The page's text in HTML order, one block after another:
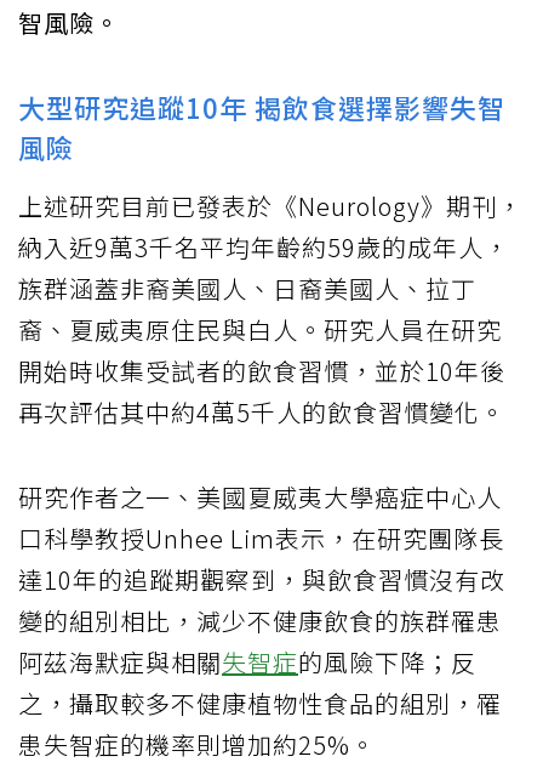
智風險。
大型研究追蹤10年 揭飲食選擇影響失智
風險
上述研究目前已發表於《Neurology》期刊，
納入近9萬3千名平均年齡約59歲的成年人，
族群涵蓋非裔美國人、日裔美國人、拉丁
裔、夏威夷原住民與白人。研究人員在研究
開始時收集受試者的飲食習慣，並於10年後
再次評估其中約4萬5千人的飲食習慣變化。
研究作者之一、美國夏威夷大學癌症中心人
口科學教授Unhee Lim表示，在研究團隊長
達10年的追蹤期觀察到，與飲食習慣沒有改
變的組別相比，減少不健康飲食的族群罹患
阿茲海默症與相關失智症的風險下降；反
之，攝取較多不健康植物性食品的組別，罹
患失智症的機率則增加約25%。